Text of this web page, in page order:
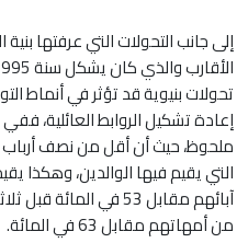
إلى جانب التحولات التي عرفتها
تحولات بنيوية قد تؤثر في أنماط
ملحوظ، حيث أن أقل من نصف
من أمهاتهم مقابل 63 في المائة.